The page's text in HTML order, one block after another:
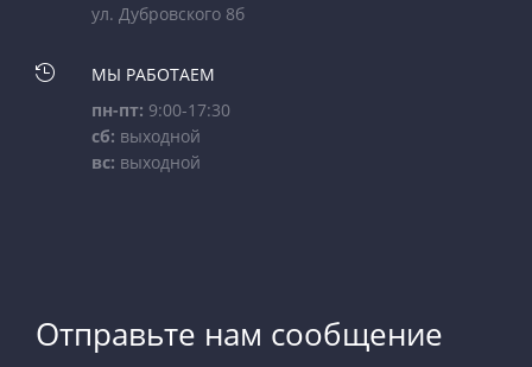
ул. Дубровского 8б

МЫ РАБОТАЕМ
пн-пт: 9:00-17:30
сб: выходной
вс: выходной
Отправьте нам сообщение